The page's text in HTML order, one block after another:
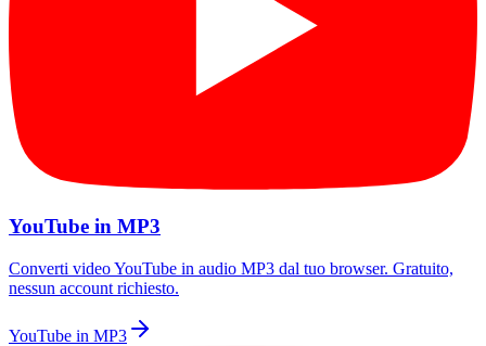
YouTube in MP3
Converti video YouTube in audio MP3 dal tuo browser. Gratuito,
nessun account richiesto.
YouTube in MP3